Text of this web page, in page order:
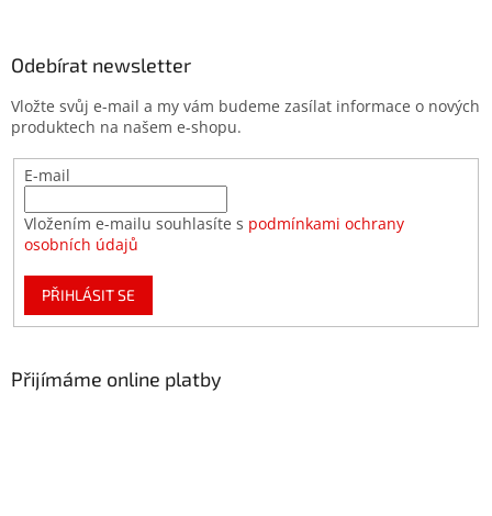
Odebírat newsletter
Vložte svůj e-mail a my vám budeme zasílat informace o nových
produktech na našem e-shopu.
E-mail
Vložením e-mailu souhlasíte s podmínkami ochrany
osobních údajů
PŘIHLÁSIT SE
Přijímáme online platby